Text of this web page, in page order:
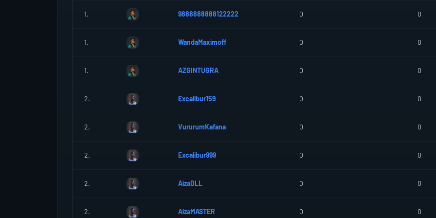
1. 9888888888122222 0 0
1. WandaMaximoff 0 0
1. AZGINTUGRA 0 0
2. Excalibur159 0 0
2. VururumKafana 0 0
2. Excalibur999 0 0
2. AizaDLL 0 0
2. AizaMASTER 0 0